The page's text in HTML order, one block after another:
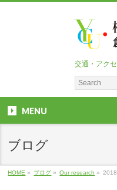
交通・アク
MENU
ブログ
HOME » ブログ » Our research »